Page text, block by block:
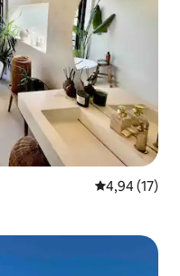
Priemerné
4,94 (17)